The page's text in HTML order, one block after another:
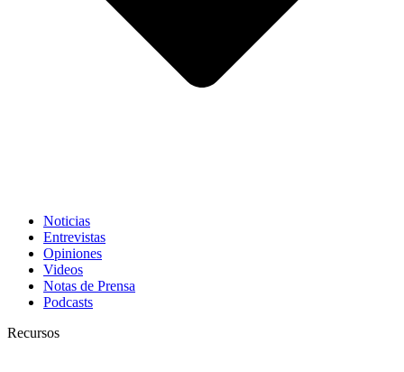
Noticias
Entrevistas
Opiniones
Videos
Notas de Prensa
Podcasts
Recursos